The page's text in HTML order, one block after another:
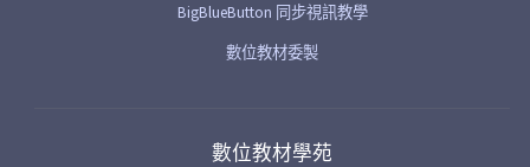
BigBlueButton 同步視訊教學
數位教材委製
數位教材學苑